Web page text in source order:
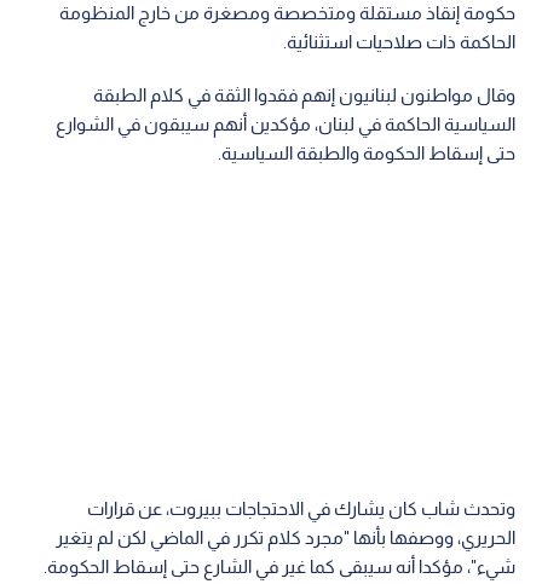
حكومة إنقاذ مستقلة ومتخصصة ومصغرة من خارج المنظومة
الحاكمة ذات صلاحيات استثنائية.
وقال مواطنون لبنانيون إنهم فقدوا الثقة في كلام الطبقة
السياسية الحاكمة في لبنان، مؤكدين أنهم سيبقون في الشوارع
حتى إسقاط الحكومة والطبقة السياسية.
وتحدث شاب كان يشارك في الاحتجاجات ببيروت، عن قرارات
الحريري، ووصفها بأنها "مجرد كلام تكرر في الماضي لكن لم يتغير
شيء"، مؤكدا أنه سيبقى كما غير في الشارع حتى إسقاط الحكومة.